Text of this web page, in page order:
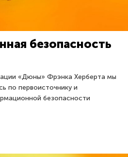
безопасность
«Дюны» Фрэнка Херберта мы
по первоисточнику и
безопасности